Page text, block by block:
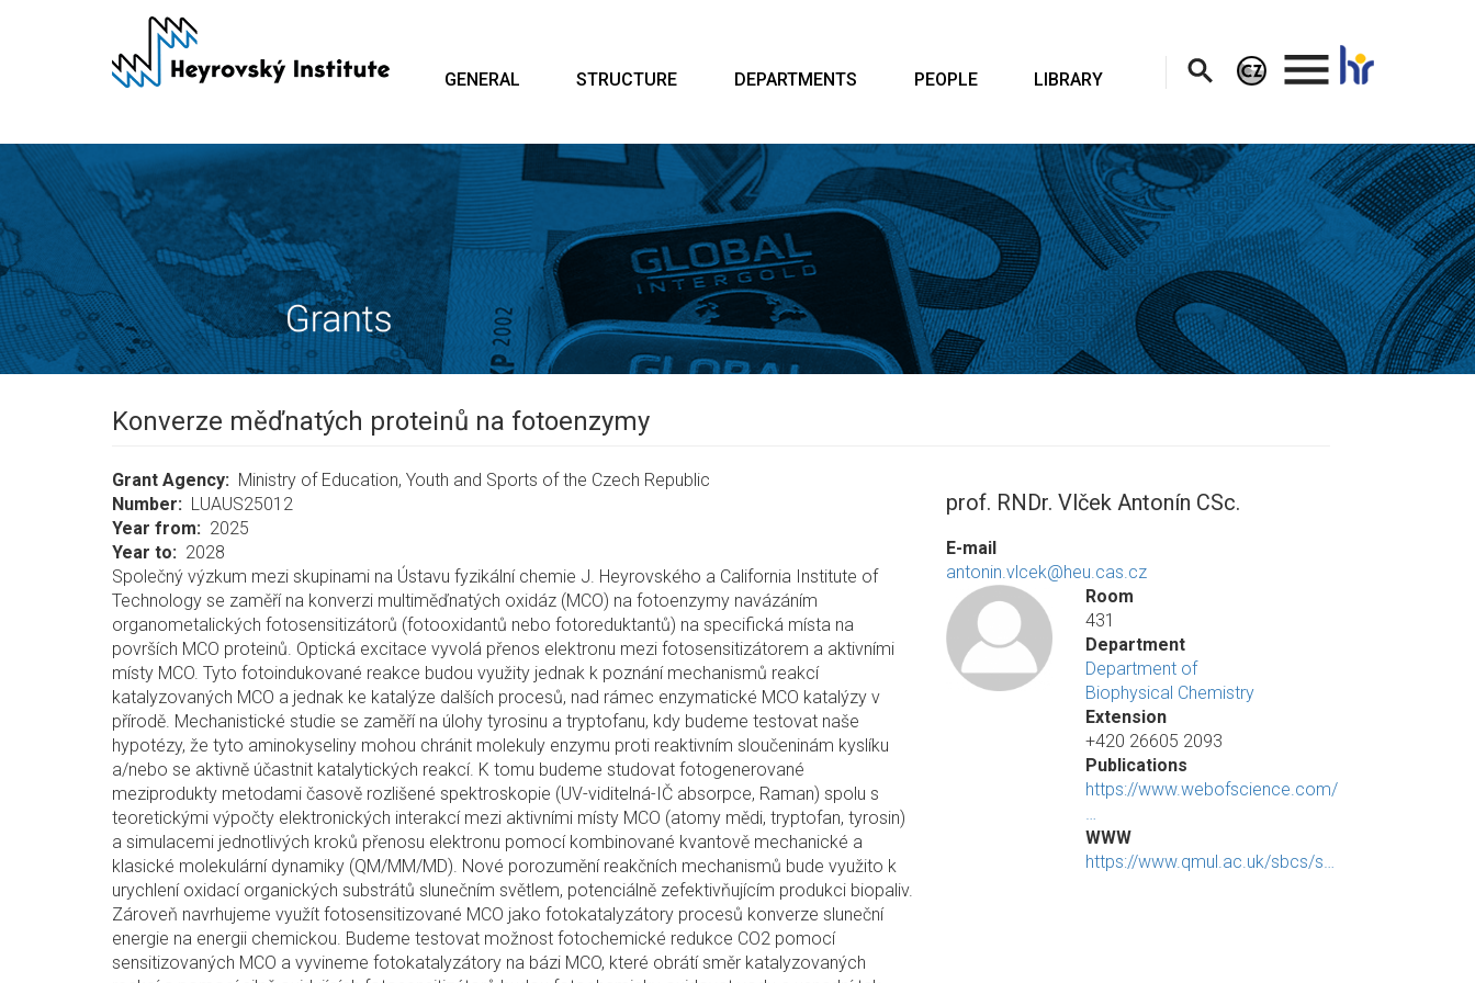
GENERAL STRUCTURE DEPARTMENTS PEOPLE LIBRARY
.
Konverze měďnatých proteinů na fotoenzymy
Grant Agency
Ministry of Education, Youth and Sports of the Czech Republic
Number
LUAUS25012
Year from
2025
Year to
2028
Společný výzkum mezi skupinami na Ústavu fyzikální chemie J. Heyrovského a California Institute of
Technology se zaměří na konverzi multiměďnatých oxidáz (MCO) na fotoenzymy navázáním
organometalických fotosensitizátorů (fotooxidantů nebo fotoreduktantů) na specifická místa na
površích MCO proteinů. Optická excitace vyvolá přenos elektronu mezi fotosensitizátorem a aktivními
místy MCO. Tyto fotoindukované reakce budou využity jednak k poznání mechanismů reakcí
katalyzovaných MCO a jednak ke katalýze dalších procesů, nad rámec enzymatické MCO katalýzy v
přírodě. Mechanistické studie se zaměří na úlohy tyrosinu a tryptofanu, kdy budeme testovat naše
hypotézy, že tyto aminokyseliny mohou chránit molekuly enzymu proti reaktivním sloučeninám kyslíku
a/nebo se aktivně účastnit katalytických reakcí. K tomu budeme studovat fotogenerované
meziprodukty metodami časově rozlišené spektroskopie (UV-viditelná-IČ absorpce, Raman) spolu s
teoretickými výpočty elektronických interakcí mezi aktivními místy MCO (atomy mědi, tryptofan, tyrosin)
a simulacemi jednotlivých kroků přenosu elektronu pomocí kombinované kvantově mechanické a
klasické molekulární dynamiky (QM/MM/MD). Nové porozumění reakčních mechanismů bude využito k
urychlení oxidací organických substrátů slunečním světlem, potenciálně zefektivňujícím produkci biopaliv.
Zároveň navrhujeme využít fotosensitizované MCO jako fotokatalyzátory procesů konverze sluneční
energie na energii chemickou. Budeme testovat možnost fotochemické redukce CO2 pomocí
sensitizovaných MCO a vyvineme fotokatalyzátory na bázi MCO, které obrátí směr katalyzovaných
prof. RNDr. Vlček Antonín CSc.
E-mail
antonin.vlcek@heu.cas.cz
Room
431
Department
Department of
Biophysical Chemistry
Extension
+420 26605 2093
Publications
https://www.webofscience.com/
…
WWW
https://www.qmul.ac.uk/sbcs/s…